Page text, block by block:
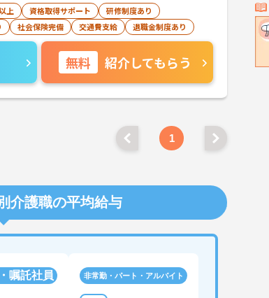
上 資格取得サポート
研修制度あり
社会保険完備 交通費支給 退職金制度あり
無料 紹介してもらう
1
介護職の平均給与
嘱託社員 非常勤・パート・アルバイト